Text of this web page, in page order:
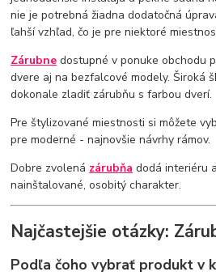
nie je potrebná žiadna dodatočná
ľahší vzhľad, čo je pre niektoré
Zárubne dostupné v ponuke obchodu
dvere aj na bezfalcové modely. Široká
dokonale zladiť zárubňu s farbou dverí.
Pre štylizované miestnosti si môžete
pre moderné - najnovšie návrhy rámov.
Dobre zvolená zárubňa dodá interiéru
nainštalované, osobitý charakter.
Najčastejšie otázky:
Podľa čoho vybrať produkt v